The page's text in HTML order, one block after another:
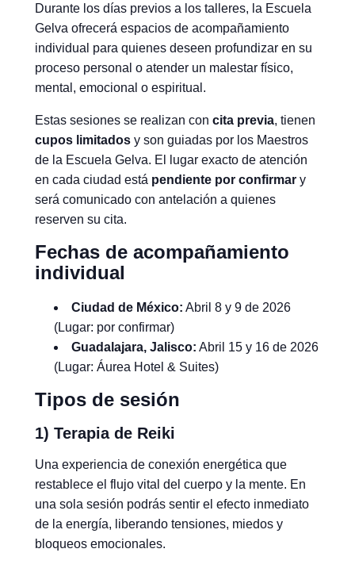
Durante los días previos a los talleres, la Escuela
Gelva ofrecerá espacios de acompañamiento
individual para quienes deseen profundizar en su
proceso personal o atender un malestar físico,
mental, emocional o espiritual.
Estas sesiones se realizan con cita previa, tienen
cupos limitados y son guiadas por los Maestros
de la Escuela Gelva. El lugar exacto de atención
en cada ciudad está pendiente por confirmar y
será comunicado con antelación a quienes
reserven su cita.
Fechas de acompañamiento
individual
Ciudad de México: Abril 8 y 9 de 2026
(Lugar: por confirmar)
Guadalajara, Jalisco: Abril 15 y 16 de 2026
(Lugar: Áurea Hotel & Suites)
Tipos de sesión
1) Terapia de Reiki
Una experiencia de conexión energética que
restablece el flujo vital del cuerpo y la mente. En
una sola sesión podrás sentir el efecto inmediato
de la energía, liberando tensiones, miedos y
bloqueos emocionales.